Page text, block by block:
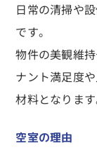
日常の清掃や
です。
物件の美観維
ナント満足度
材料となります
空室の理由